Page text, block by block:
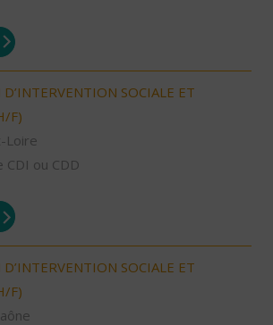
SOCIALE ET
F)
Loire
CDI ou CDD
SOCIALE ET
F)